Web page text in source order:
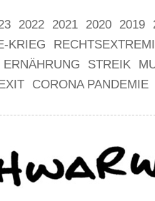
2022 2021 2020 2019
KRIEG
ERNÄHRUNG STREIK
CORONA PANDEMIE